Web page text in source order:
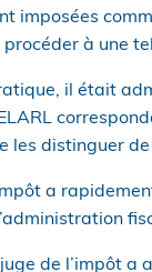
imposées
à une
il était
les distinguer
a
de l’impôt